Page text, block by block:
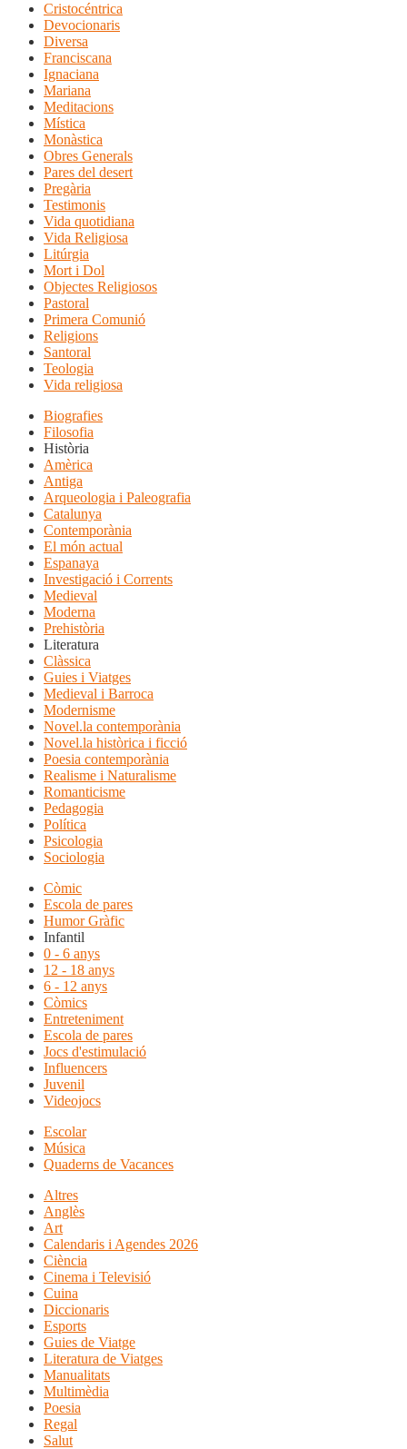
Cristocéntrica
Devocionaris
Diversa
Franciscana
Ignaciana
Mariana
Meditacions
Mística
Monàstica
Obres Generals
Pares del desert
Pregària
Testimonis
Vida quotidiana
Vida Religiosa
Litúrgia
Mort i Dol
Objectes Religiosos
Pastoral
Primera Comunió
Religions
Santoral
Teologia
Vida religiosa
Biografies
Filosofia
Història
Amèrica
Antiga
Arqueologia i Paleografia
Catalunya
Contemporània
El món actual
Espanaya
Investigació i Corrents
Medieval
Moderna
Prehistòria
Literatura
Clàssica
Guies i Viatges
Medieval i Barroca
Modernisme
Novel.la contemporània
Novel.la històrica i ficció
Poesia contemporània
Realisme i Naturalisme
Romanticisme
Pedagogia
Política
Psicologia
Sociologia
Còmic
Escola de pares
Humor Gràfic
Infantil
0 - 6 anys
12 - 18 anys
6 - 12 anys
Còmics
Entreteniment
Escola de pares
Jocs d'estimulació
Influencers
Juvenil
Videojocs
Escolar
Música
Quaderns de Vacances
Altres
Anglès
Art
Calendaris i Agendes 2026
Ciència
Cinema i Televisió
Cuina
Diccionaris
Esports
Guies de Viatge
Literatura de Viatges
Manualitats
Multimèdia
Poesia
Regal
Salut